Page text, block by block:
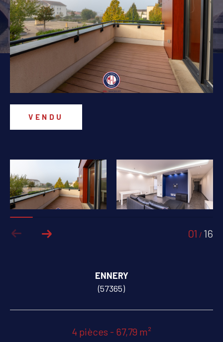
VENDU
01 / 16
ENNERY
(57365)
4 pièces - 67,79 m²
PIÈCES
1 2 3
Localisation
PARKING TERRASSE PISCINE
FILTRER PAR
NOUVEAUTÉS